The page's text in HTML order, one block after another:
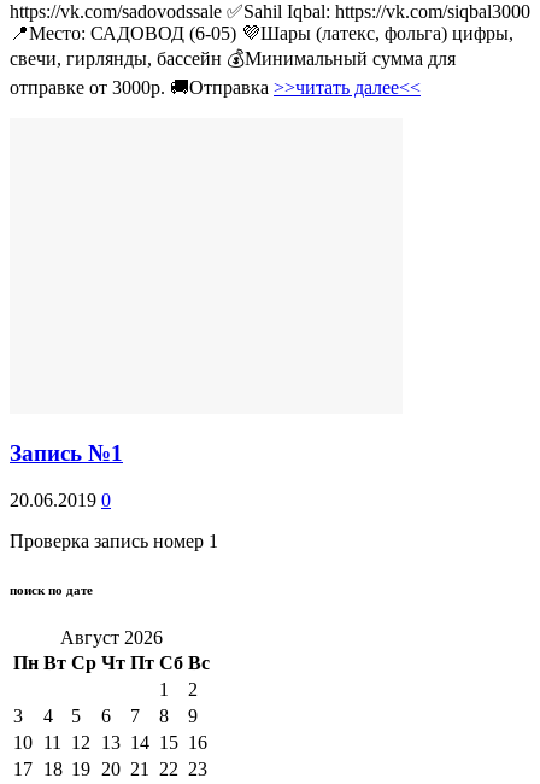
https://vk.com/sadovodssale ✅Sahil Iqbal: https://vk.com/siqbal3000
📍Место: САДОВОД (6-05) 💜Шары (латекс, фольга) цифры,
свечи, гирлянды, бассейн 💰Минимальный сумма для
отправке от 3000р. 🚚Отправка >>читать далее<<
Запись №1
20.06.2019 0
Проверка запись номер 1
поиск по дате
Август 2026
Пн Вт Ср Чт Пт Сб Вс
1
2
3
4 5 6 7 8
9
10 11 12 13 14 15 16
17 18 19 20 21 22 23